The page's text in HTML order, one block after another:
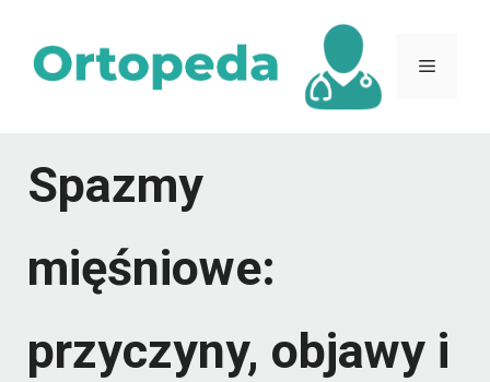
Menu
Spazmy
mięśniowe:
przyczyny, objawy i